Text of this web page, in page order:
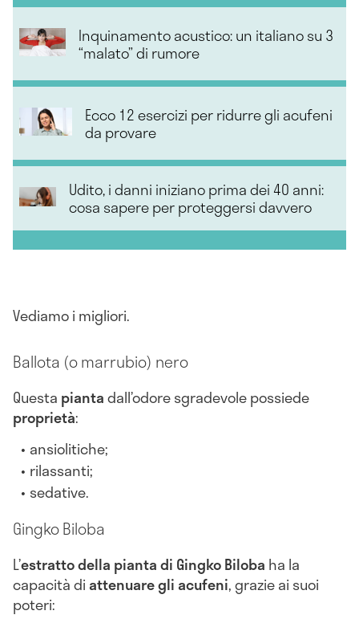
Inquinamento acustico: un italiano su 3
“malato” di rumore
Ecco 12 esercizi per ridurre gli acufeni
da provare
Udito, i danni iniziano prima dei 40 anni:
cosa sapere per proteggersi davvero
Vediamo i migliori.
Ballota (o marrubio) nero
Questa piantadall’odore sgradevole possiede
proprietà:
ansiolitiche;
rilassanti;
sedative.
Gingko Biloba
L’estratto della pianta di Gingko Biloba ha la
capacità diattenuare gli acufeni, grazie ai suoi
poteri: